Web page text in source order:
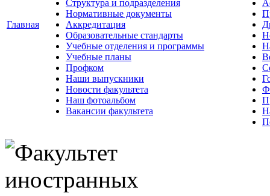
Главная
Структура и подразделения
Нормативные документы
Аккредитация
Образовательные стандарты
Учебные отделения и программы
Учебные планы
Профком
Наши выпускники
Новости факультета
Наш фотоальбом
Вакансии факультета